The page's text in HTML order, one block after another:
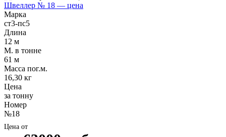
Швеллер № 18 — цена
Марка
ст3-пс5
Длина
12 м
М. в тонне
61 м
Масса пог.м.
16,30 кг
Цена
за тонну
Номер
№18
Цена от